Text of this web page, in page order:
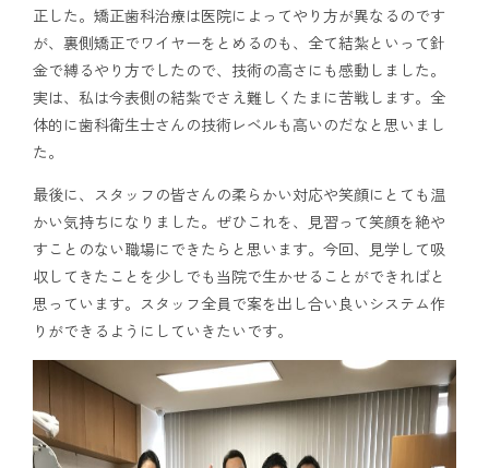
正した。矯正歯科治療は医院によってやり方が異なるのです
が、裏側矯正でワイヤーをとめるのも、全て結紮といって針
金で縛るやり方でしたので、技術の高さにも感動しました。
実は、私は今表側の結紮でさえ難しくたまに苦戦します。全
体的に歯科衛生士さんの技術レベルも高いのだなと思いまし
た。
最後に、スタッフの皆さんの柔らかい対応や笑顔にとても温
かい気持ちになりました。ぜひこれを、見習って笑顔を絶や
すことのない職場にできたらと思います。今回、見学して吸
収してきたことを少しでも当院で生かせることができればと
思っています。スタッフ全員で案を出し合い良いシステム作
りができるようにしていきたいです。